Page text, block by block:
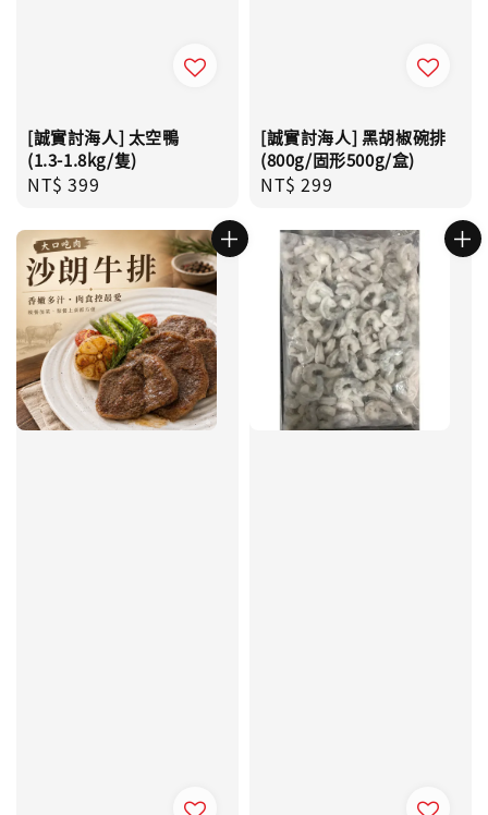
[誠實討海人] 太空鴨
(1.3-1.8kg/隻)
Regular
NT$ 399
[誠實討海人] 黑胡椒碗排
(800g/固形500g/盒)
Regular
NT$ 299